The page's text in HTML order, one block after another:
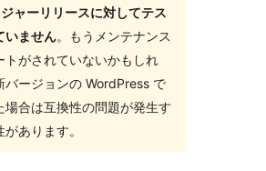
ャーリリースに対してテス
いません。もうメンテナンス
トがされていないかもしれ
バージョンの WordPress で
場合は互換性の問題が発生す
あります。